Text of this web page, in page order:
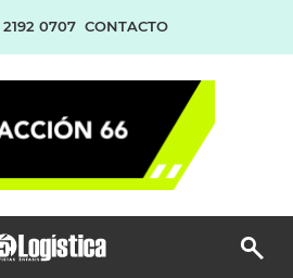
0707 CONTACTO